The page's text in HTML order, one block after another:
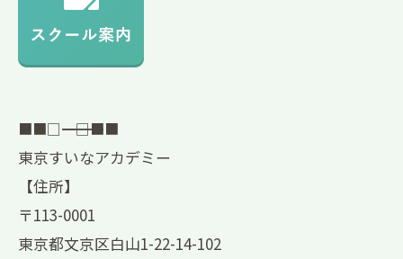
■■□―――――――――――――――――――□■■
東京すいなアカデミー
【住所】
〒113-0001
東京都文京区白山1-22-14-102